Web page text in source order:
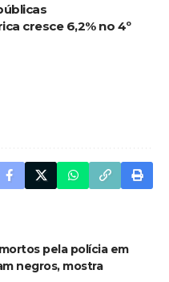
cresce 6,2% no 4º
pela polícia em
negros, mostra